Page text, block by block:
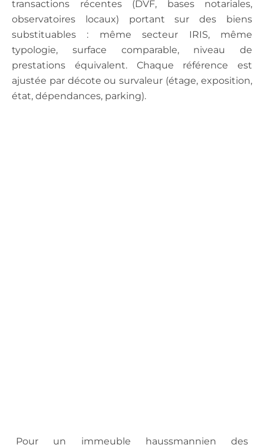
transactions récentes (DVF, bases notariales,
observatoires locaux) portant sur des biens
substituables : même secteur IRIS, même
typologie, surface comparable, niveau de
prestations équivalent. Chaque référence est
ajustée par décote ou survaleur (étage, exposition,
état, dépendances, parking).
Pour un immeuble haussmannien des